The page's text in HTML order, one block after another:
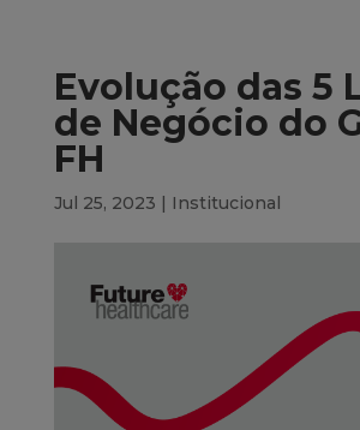
Evolução das 5
de Negócio do
FH
Jul 25, 2023 | Institucional